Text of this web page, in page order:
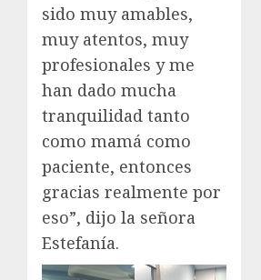
sido muy amables,
muy atentos, muy
profesionales y me
han dado mucha
tranquilidad tanto
como mamá como
paciente, entonces
gracias realmente por
eso”, dijo la señora
Estefanía.